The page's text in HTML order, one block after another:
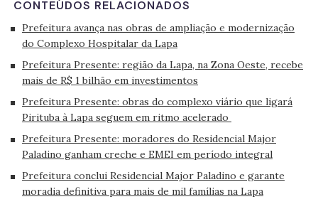
CONTEÚDOS RELACIONADOS
Prefeitura avança nas obras de ampliação e modernização
do Complexo Hospitalar da Lapa
Prefeitura Presente: região da Lapa, na Zona Oeste, recebe
mais de R$ 1 bilhão em investimentos
Prefeitura Presente: obras do complexo viário que ligará
Pirituba à Lapa seguem em ritmo acelerado
Prefeitura Presente: moradores do Residencial Major
Paladino ganham creche e EMEI em período integral
Prefeitura conclui Residencial Major Paladino e garante
moradia definitiva para mais de mil famílias na Lapa